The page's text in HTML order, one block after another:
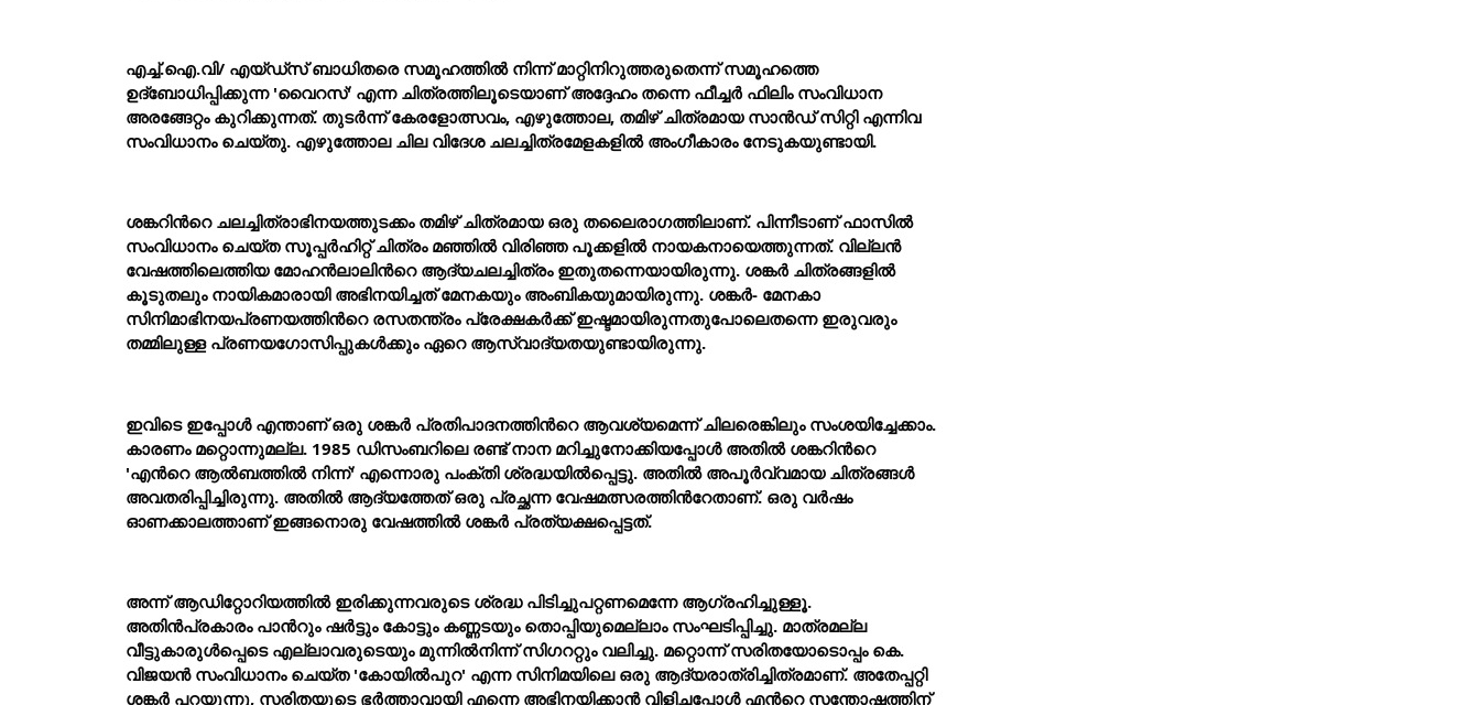
എച്ച്.ഐ.വി/ എയ്ഡ്സ് ബാധിതരെ സമൂഹത്തില് നിന്ന് മാറ്റിനിറുത്തരുതെന്ന് സമൂഹത്തെ
ഉദ്ബോധിപ്പിക്കുന്ന 'വൈറസ്' എന്ന ചിത്രത്തിലൂടെയാണ് അദ്ദേഹം തന്നെ ഫീച്ചര് ഫിലിം സംവിധാന
അരങ്ങേറ്റം കുറിക്കുന്നത്. തുടര്ന്ന് കേരളോത്സവം, എഴുത്തോല, തമിഴ് ചിത്രമായ സാന്ഡ് സിറ്റി എന്നിവ
സംവിധാനം ചെയ്തു. എഴുത്തോല ചില വിദേശ ചലച്ചിത്രമേളകളില് അംഗീകാരം നേടുകയുണ്ടായി.
ശങ്കറിന്റെ ചലച്ചിത്രാഭിനയത്തുടക്കം തമിഴ് ചിത്രമായ ഒരു തലൈരാഗത്തിലാണ്. പിന്നീടാണ് ഫാസില്
സംവിധാനം ചെയ്ത സൂപ്പര്ഹിറ്റ് ചിത്രം മഞ്ഞില് വിരിഞ്ഞ പൂക്കളില് നായകനായെത്തുന്നത്. വില്ലന്
വേഷത്തിലെത്തിയ മോഹന്ലാലിന്റെ ആദ്യചലച്ചിത്രം ഇതുതന്നെയായിരുന്നു. ശങ്കര് ചിത്രങ്ങളില്
കൂടുതലും നായികമാരായി അഭിനയിച്ചത് മേനകയും അംബികയുമായിരുന്നു. ശങ്കര്- മേനകാ
സിനിമാഭിനയപ്രണയത്തിന്റെ രസതന്ത്രം പ്രേക്ഷകര്ക്ക് ഇഷ്ടമായിരുന്നതുപോലെതന്നെ ഇരുവരും
തമ്മിലുള്ള പ്രണയഗോസിപ്പുകള്ക്കും ഏറെ ആസ്വാദ്യതയുണ്ടായിരുന്നു.
ഇവിടെ ഇപ്പോള് എന്താണ് ഒരു ശങ്കര് പ്രതിപാദനത്തിന്റെ ആവശ്യമെന്ന് ചിലരെങ്കിലും സംശയിച്ചേക്കാം.
കാരണം മറ്റൊന്നുമല്ല. 1985 ഡിസംബറിലെ രണ്ട് നാന മറിച്ചുനോക്കിയപ്പോള് അതില് ശങ്കറിന്റെ
'എന്റെ ആല്ബത്തില് നിന്ന്' എന്നൊരു പംക്തി ശ്രദ്ധയില്പ്പെട്ടു. അതില് അപൂര്വ്വമായ ചിത്രങ്ങള്
അവതരിപ്പിച്ചിരുന്നു. അതില് ആദ്യത്തേത് ഒരു പ്രച്ഛന്ന വേഷമത്സരത്തിന്റേതാണ്. ഒരു വര്ഷം
ഓണക്കാലത്താണ് ഇങ്ങനൊരു വേഷത്തില് ശങ്കര് പ്രത്യക്ഷപ്പെട്ടത്.
അന്ന് ആഡിറ്റോറിയത്തില് ഇരിക്കുന്നവരുടെ ശ്രദ്ധ പിടിച്ചുപറ്റണമെന്നേ ആഗ്രഹിച്ചുള്ളൂ.
അതിന്പ്രകാരം പാന്റും ഷര്ട്ടും കോട്ടും കണ്ണടയും തൊപ്പിയുമെല്ലാം സംഘടിപ്പിച്ചു. മാത്രമല്ല
വീട്ടുകാരുള്പ്പെടെ എല്ലാവരുടെയും മുന്നില്നിന്ന് സിഗററ്റും വലിച്ചു. മറ്റൊന്ന് സരിതയോടൊപ്പം കെ.
വിജയന് സംവിധാനം ചെയ്ത 'കോയില്പുറ' എന്ന സിനിമയിലെ ഒരു ആദ്യരാത്രിച്ചിത്രമാണ്. അതേപ്പറ്റി
ശങ്കര് പറയുന്നു, സരിതയുടെ ഭര്ത്താവായി എന്നെ അഭിനയിക്കാന് വിളിച്ചപ്പോള് എന്റെ സന്തോഷത്തിന്